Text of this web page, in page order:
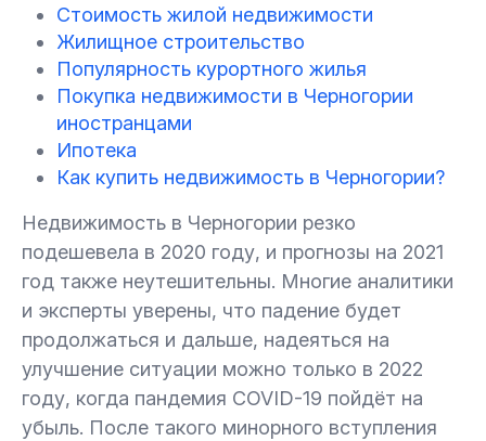
6. Ипотека
Как купить недвижимость в Черногории?
7.1.
Этап №1. Предварительный договор о
намерениях
7.2. Этап №2. Перевод денег
7.3. Этап №3. Подписание основного
договора
7.4. Этап №4. Выплата налогов
Стоимость жилой недвижимости
Жилищное строительство
Популярность курортного жилья
Покупка недвижимости в Черногории
иностранцами
Ипотека
Как купить недвижимость в Черногории?
Недвижимость в Черногории резко
подешевела в 2020 году, и прогнозы на 2021
год также неутешительны. Многие аналитики
и эксперты уверены, что падение будет
продолжаться и дальше, надеяться на
улучшение ситуации можно только в 2022
году, когда пандемия COVID-19 пойдёт на
убыль. После такого минорного вступления